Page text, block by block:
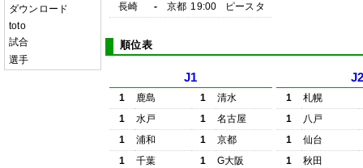
ダウンロード
toto
試合
選手
長崎
- 京都 19:00 ピースタ
順位表
J1
1 鹿島 1
清水
1
水戸 1
名古屋
1
浦和 1
京都
1
千葉 1
G大阪
1
札幌
1
八戸
1
仙台
1
秋田